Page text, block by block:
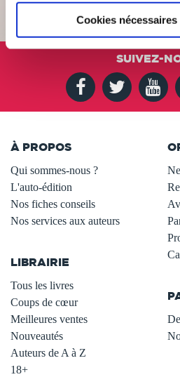
Cookies
SUIVEZ-
À PROPOS
Qui sommes-nous ?
L'auto-édition
Nos fiches conseils
Nos services aux auteurs
LIBRAIRIE
Tous les livres
Coups de cœur
Meilleures ventes
Nouveautés
Auteurs de A à Z
18+